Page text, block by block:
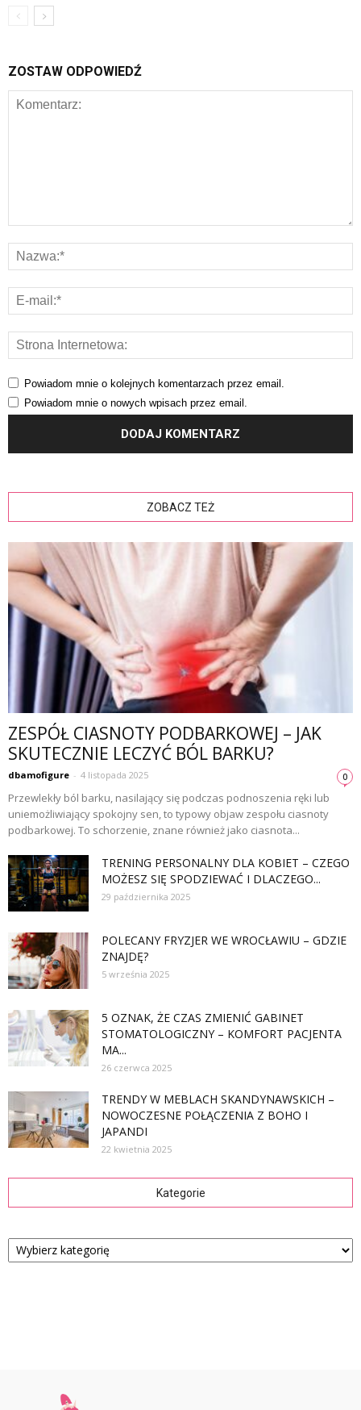
ZOSTAW ODPOWIEDŹ
Powiadom mnie o kolejnych komentarzach przez email.
Powiadom mnie o nowych wpisach przez email.
ZOBACZ TEŻ
ZESPÓŁ CIASNOTY PODBARKOWEJ – JAK
SKUTECZNIE LECZYĆ BÓL BARKU?
dbamofigure - 4 listopada 2025 0
Przewlekły ból barku, nasilający się podczas podnoszenia ręki lub
uniemożliwiający spokojny sen, to typowy objaw zespołu ciasnoty
podbarkowej. To schorzenie, znane również jako ciasnota...
TRENING PERSONALNY DLA KOBIET – CZEGO
MOŻESZ SIĘ SPODZIEWAĆ I DLACZEGO...
29 października 2025
POLECANY FRYZJER WE WROCŁAWIU – GDZIE
ZNAJDĘ?
5 września 2025
5 OZNAK, ŻE CZAS ZMIENIĆ GABINET
STOMATOLOGICZNY – KOMFORT PACJENTA
MA...
26 czerwca 2025
TRENDY W MEBLACH SKANDYNAWSKICH –
NOWOCZESNE POŁĄCZENIA Z BOHO I
JAPANDI
22 kwietnia 2025
Kategorie
Kategorie